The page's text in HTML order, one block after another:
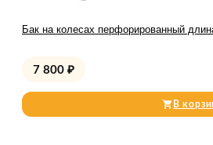
Бак на колесах перфорированный
7 800 ₽
В